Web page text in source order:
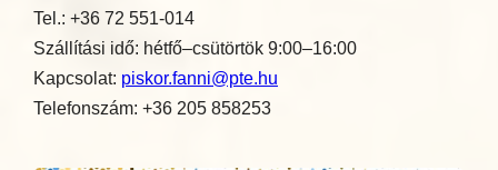
Tel.: +36 72 551-014
Szállítási idő: hétfő–csütörtök 9:00–16:00
Kapcsolat: piskor.fanni@pte.hu
Telefonszám: +36 205 858253